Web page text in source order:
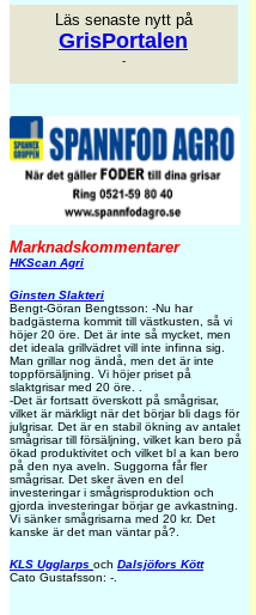
Läs senaste nytt på
GrisPortalen
-
Marknadskommentarer
HKScan Agri
Ginsten Slakteri
Bengt-Göran Bengtsson: -Nu har
badgästerna kommit till västkusten, så vi
höjer 20 öre. Det är inte så mycket, men
det ideala grillvädret vill inte infinna sig.
Man grillar nog ändå, men det är inte
toppförsäljning. Vi höjer priset på
slaktgrisar med 20 öre. .
-Det är fortsatt överskott på smågrisar,
vilket är märkligt när det börjar bli dags för
julgrisar. Det är en stabil ökning av antalet
smågrisar till försäljning, vilket kan bero på
ökad produktivitet och vilket bl a kan bero
på den nya aveln. Suggorna får fler
smågrisar. Det sker även en del
investeringar i smågrisproduktion och
gjorda investeringar börjar ge avkastning.
Vi sänker smågrisarna med 20 kr. Det
kanske är det man väntar på?.
KLS Ugglarps och Dalsjöfors Kött
Cato Gustafsson: -.